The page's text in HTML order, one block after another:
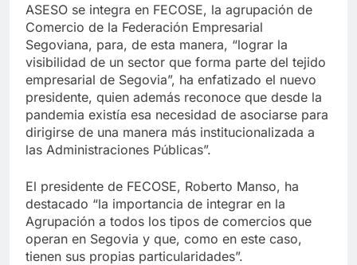
ASESO se integra en FECOSE, la agrupación de
Comercio de la Federación Empresarial
Segoviana, para, de esta manera, “lograr la
visibilidad de un sector que forma parte del tejido
empresarial de Segovia”, ha enfatizado el nuevo
presidente, quien además reconoce que desde la
pandemia existía esa necesidad de asociarse para
dirigirse de una manera más institucionalizada a
las Administraciones Públicas”.
El presidente de FECOSE, Roberto Manso, ha
destacado “la importancia de integrar en la
Agrupación a todos los tipos de comercios que
operan en Segovia y que, como en este caso,
tienen sus propias particularidades”.